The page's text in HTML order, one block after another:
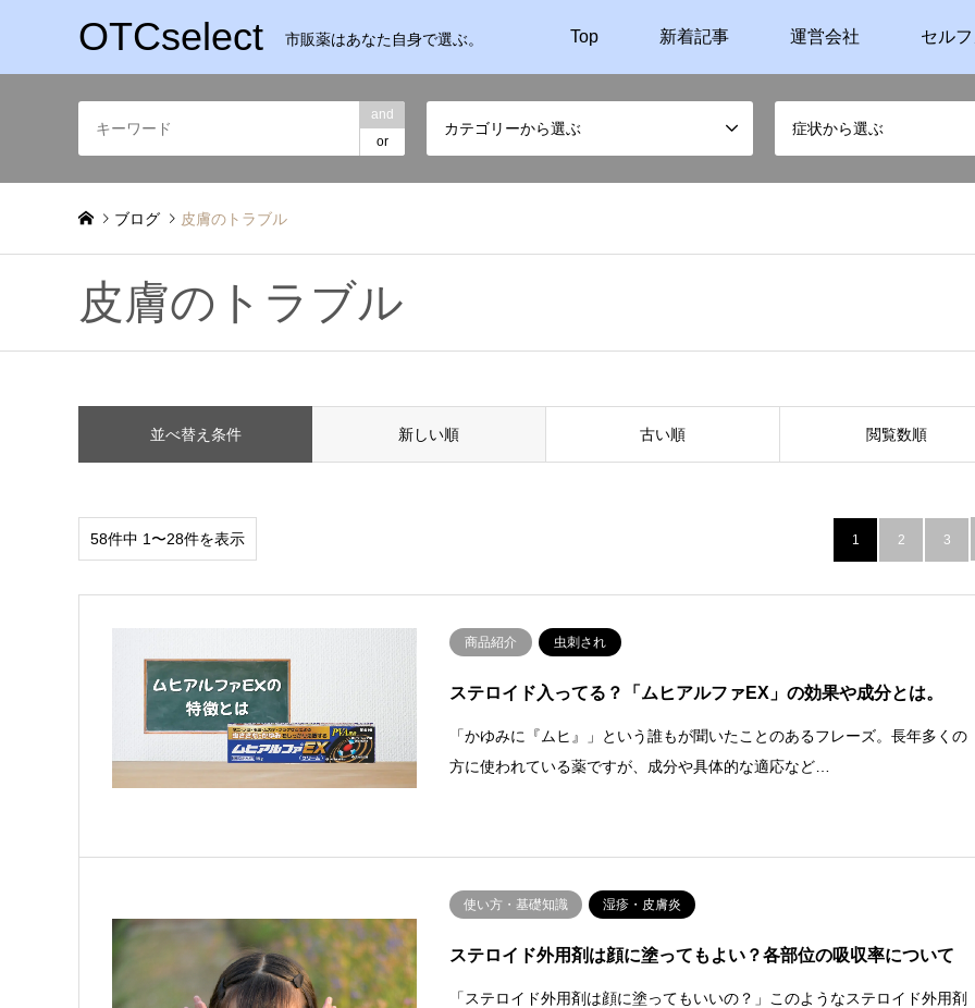
OTCselect 市販薬はあなた自身で選ぶ。 Top 新着記事 運営会社 セル
and
or
カテゴリーから選ぶ 症状から選ぶ
ブログ 皮膚のトラブル
皮膚のトラブル
並べ替え条件 新しい順 古い順 閲覧数順
58件中 1〜28件を表示 1 2 3
商品紹介 虫刺され
ステロイド入ってる？「ムヒアルファEX」の効果や成分とは。
「かゆみに『ムヒ』」という誰もが聞いたことのあるフレーズ。長年多くの
方に使われている薬ですが、成分や具体的な適応など…
使い方・基礎知識 湿疹・皮膚炎
ステロイド外用剤は顔に塗ってもよい？各部位の吸収率について
「ステロイド外用剤は顔に塗ってもいいの？」このようなステロイド外用剤